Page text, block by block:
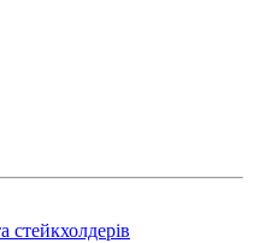
стейкхолдерів